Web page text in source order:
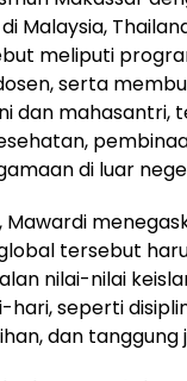
Malaysia,
meliputi
serta
dan mahasantri,
di luar
Mawardi
tersebut
nilai-nilai
hari, seperti
dan tanggung